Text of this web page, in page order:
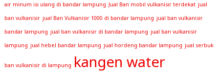
air minum isi ulang di bandar lampung Jual Ban mobil vulkanisir terdekat jual
ban vulkanisir jual Ban Vulkanisir 1000 di bandar lampung jual ban vulkanisir
bandar lampung jual ban vulkanisir di bandar lampung jual ban vulkanisir
lampung jual hebel bandar lampung jual hordeng bandar lampung jual serbuk
ban vulkanisir di lampung kangen water